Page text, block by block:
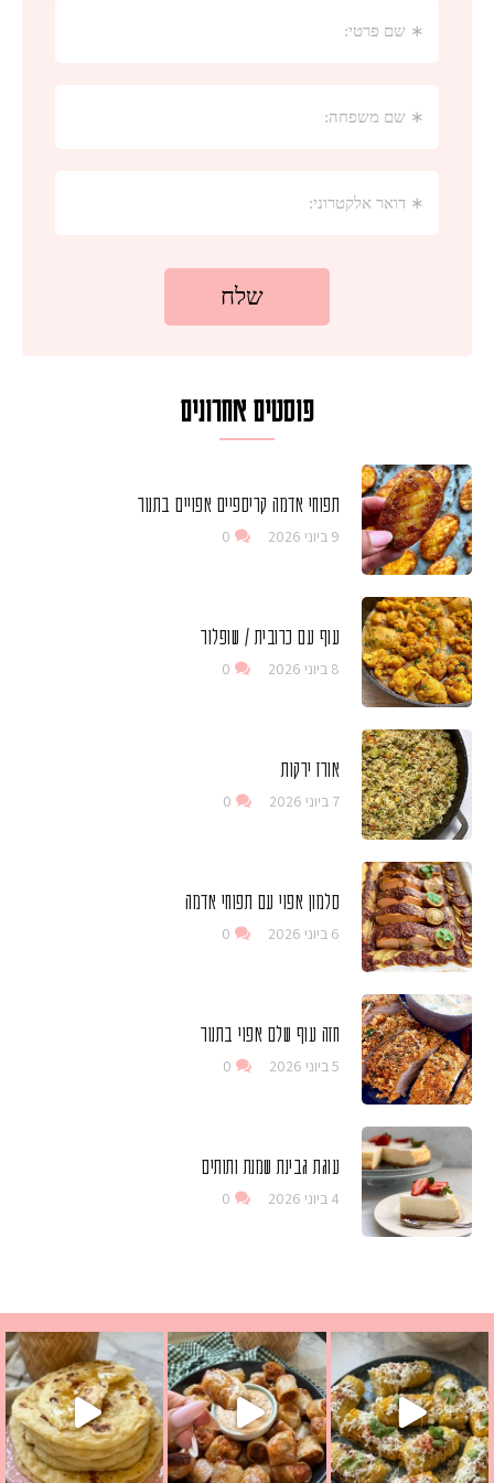
פוסטים אחרונים
תפוחי אדמה קריספיים אפויים בתנור
9 ביוני 2026 0
עוף עם כרובית / שופלור
8 ביוני 2026 0
אורז ירקות
7 ביוני 2026 0
סלמון אפוי עם תפוחי אדמה
6 ביוני 2026 0
חזה עוף שלם אפוי בתנור
5 ביוני 2026 0
עוגת גבינת שמנת ותותים
4 ביוני 2026 0
שמכינים בכמה דקות עב
מחבת שהוא שילוב של מופלטה וספינז׳, רעיון מעול